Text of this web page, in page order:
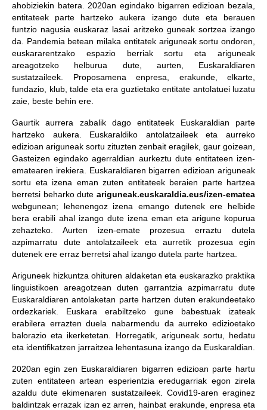
ahobiziekin batera. 2020an egindako bigarren edizioan bezala,
entitateek parte hartzeko aukera izango dute eta berauen
funtzio nagusia euskaraz lasai aritzeko guneak sortzea izango
da. Pandemia betean milaka entitatek ariguneak sortu ondoren,
euskararentzako espazio berriak sortu eta ariguneak
areagotzeko helburua dute, aurten, Euskaraldiaren
sustatzaileek. Proposamena enpresa, erakunde, elkarte,
fundazio, klub, talde eta era guztietako entitate antolatuei luzatu
zaie, beste behin ere.
Gaurtik aurrera zabalik dago entitateek Euskaraldian parte
hartzeko aukera. Euskaraldiko antolatzaileek eta aurreko
edizioan ariguneak sortu zituzten zenbait eragilek, gaur goizean,
Gasteizen egindako agerraldian aurkeztu dute entitateen izen-
ematearen irekiera. Euskaraldiaren bigarren edizioan ariguneak
sortu eta izena eman zuten entitateek beraien parte hartzea
berretsi beharko dute ariguneak.euskaraldia.eus/izen-ematea
webgunean; lehenengoz izena emango dutenek ere helbide
bera erabili ahal izango dute izena eman eta arigune kopurua
zehazteko. Aurten izen-emate prozesua erraztu dutela
azpimarratu dute antolatzaileek eta aurretik prozesua egin
dutenek ere erraz berretsi ahal izango dutela parte hartzea.
Ariguneek hizkuntza ohituren aldaketan eta euskarazko praktika
linguistikoen areagotzean duten garrantzia azpimarratu dute
Euskaraldiaren antolaketan parte hartzen duten erakundeetako
ordezkariek. Euskara erabiltzeko gune babestuak izateak
erabilera errazten duela nabarmendu da aurreko edizioetako
balorazio eta ikerketetan. Horregatik, ariguneak sortu, hedatu
eta identifikatzen jarraitzea lehentasuna izango da Euskaraldian.
2020an egin zen Euskaraldiaren bigarren edizioan parte hartu
zuten entitateen artean esperientzia eredugarriak egon zirela
azaldu dute ekimenaren sustatzaileek. Covid19-aren eraginez
baldintzak errazak izan ez arren, hainbat erakunde, enpresa eta